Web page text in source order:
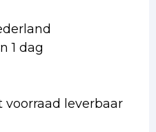
1 dag
voorraad leverbaar